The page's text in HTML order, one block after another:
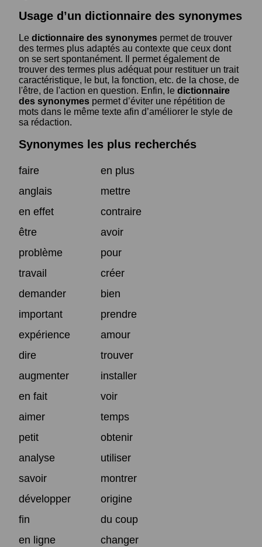
Usage d’un dictionnaire des synonymes
Le dictionnaire des synonymes permet de trouver
des termes plus adaptés au contexte que ceux dont
on se sert spontanément. Il permet également de
trouver des termes plus adéquat pour restituer un trait
caractéristique, le but, la fonction, etc. de la chose, de
l'être, de l'action en question. Enfin, le dictionnaire
des synonymes permet d’éviter une répétition de
mots dans le même texte afin d’améliorer le style de
sa rédaction.
Synonymes les plus recherchés
faire
en plus
anglais
mettre
en effet
contraire
être
avoir
problème
pour
travail
créer
demander
bien
important
prendre
expérience
amour
dire
trouver
augmenter
installer
en fait
voir
aimer
temps
petit
obtenir
analyse
utiliser
savoir
montrer
développer
origine
fin
du coup
en ligne
changer